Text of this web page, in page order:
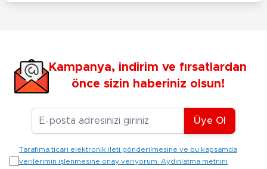
Kampanya, indirim ve fırsatlardan
önce sizin haberiniz olsun!
E-posta Adresiniz
Üye Ol
Tarafıma ticari elektronik ileti gönderilmesine ve bu kapsamda
verilerimin işlenmesine onay veriyorum. Aydınlatma metnini